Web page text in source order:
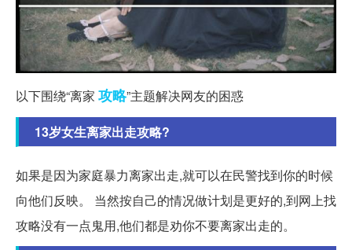
以下围绕“离家 攻略”主题解决网友的困惑
13岁女生离家出走攻略?
如果是因为家庭暴力离家出走,就可以在民警找到你的时候
向他们反映。 当然按自己的情况做计划是更好的,到网上找
攻略没有一点鬼用,他们都是劝你不要离家出走的。